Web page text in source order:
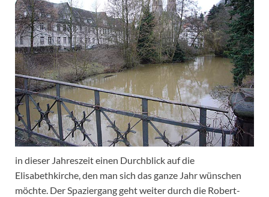
in dieser Jahreszeit einen Durchblick auf die
Elisabethkirche, den man sich das ganze Jahr wünschen
möchte. Der Spaziergang geht weiter durch die Robert-